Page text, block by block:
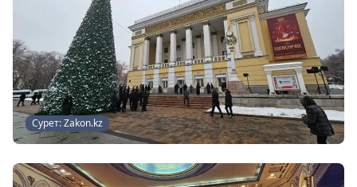
Сурет: Zakon.kz